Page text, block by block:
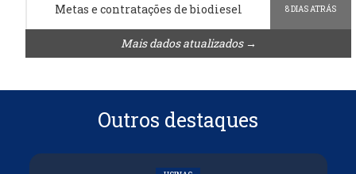
Metas e contratações de biodiesel 8 DIAS ATRÁS
Mais dados atualizados →
Outros destaques